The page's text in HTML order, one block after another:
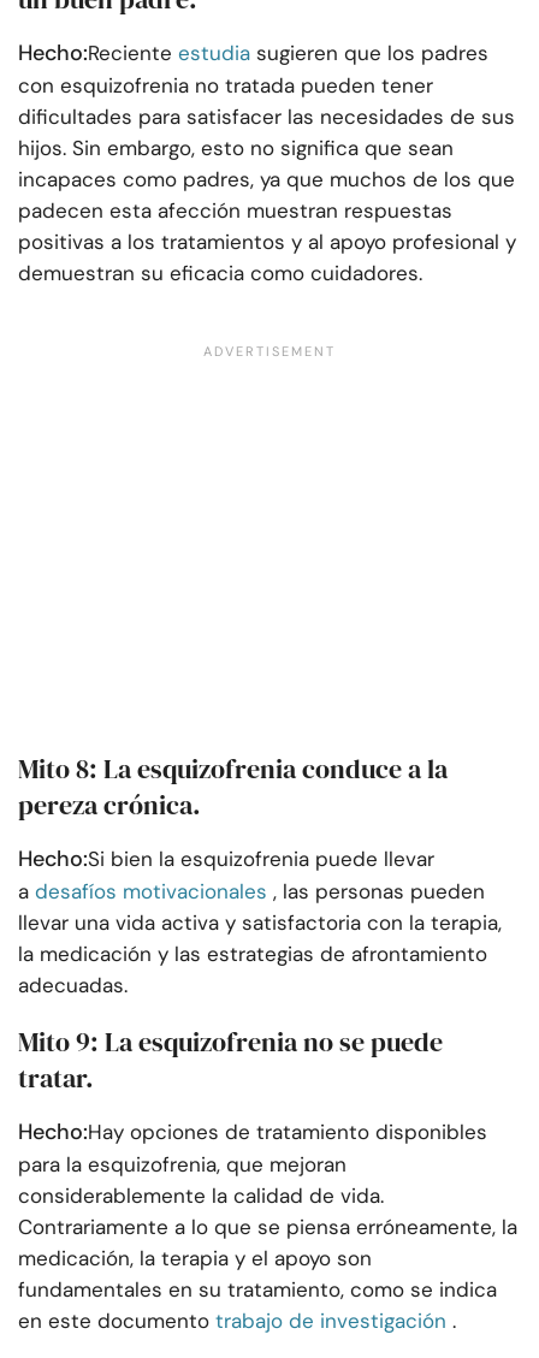
Hecho:Reciente estudia sugieren que los padres
con esquizofrenia no tratada pueden tener
dificultades para satisfacer las necesidades de sus
hijos. Sin embargo, esto no significa que sean
incapaces como padres, ya que muchos de los que
padecen esta afección muestran respuestas
positivas a los tratamientos y al apoyo profesional y
demuestran su eficacia como cuidadores.
Mito 8: La esquizofrenia conduce a la
pereza crónica.
Hecho:Si bien la esquizofrenia puede llevar
a desafíos motivacionales , las personas pueden
llevar una vida activa y satisfactoria con la terapia,
la medicación y las estrategias de afrontamiento
adecuadas.
Mito 9: La esquizofrenia no se puede
tratar.
Hecho:Hay opciones de tratamiento disponibles
para la esquizofrenia, que mejoran
considerablemente la calidad de vida.
Contrariamente a lo que se piensa erróneamente, la
medicación, la terapia y el apoyo son
fundamentales en su tratamiento, como se indica
en este documento trabajo de investigación .